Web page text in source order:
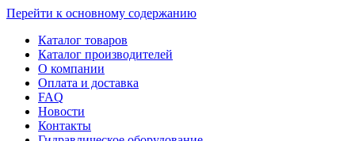
Перейти к основному содержанию
Каталог товаров
Каталог производителей
О компании
Оплата и доставка
FAQ
Новости
Контакты